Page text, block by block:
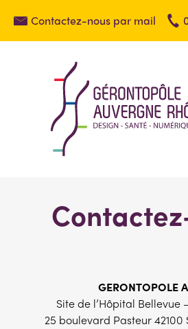
Contactez-nous par mail
GERONTOPOLE
Site de l’Hôpital Bellevue
25 boulevard Pasteur 42100